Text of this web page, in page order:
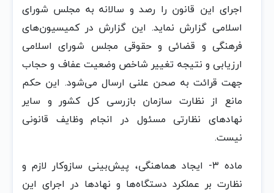
اجرای این‌ قانون‌ را رصد و سالانه‌ به‌ مجلس‌ شورای
اسلامی‌ گزارش‌ نماید. این‌ گزارش‌ در کمیسیون‌های
فرهنگی‌ و قضائی‌ و حقوقی‌ مجلس‌ شورای اسلامی‌
ارزیابی‌ و نتیجه‌ تغییر شاخص‌ وضعیت‌ عفاف‌ و حجاب‌
جهت‌ قرائت‌ به‌ صحن‌ علنی‌ ارسال‌ می‌شود. این‌ حکم‌
مانع‌ از نظارت‌ سازمان‌ بازرسی‌ کل‌ کشور و سایر
نهادهای نظارتی‌ مسئول‌ در انجام‌ وظایف‌ قانونی‌
نیست‌.
ماده‌ ٣- ایجاد هماهنگی‌، پیش‌بینی‌ سازوکار لازم‌ و
نظارت‌ بر عملکرد دستگاه‌ها و نهادها در اجرای این‌